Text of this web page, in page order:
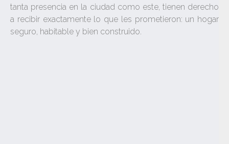
tanta presencia en la ciudad como este, tienen derecho
a recibir exactamente lo que les prometieron: un hogar
seguro, habitable y bien construido.